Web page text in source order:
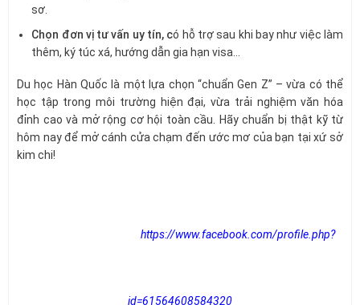
sơ.
Chọn đơn vị tư vấn uy tín, có hỗ trợ sau khi bay như việc làm
thêm, ký túc xá, hướng dẫn gia hạn visa…
Du học Hàn Quốc là một lựa chọn “chuẩn Gen Z” – vừa có thể
học tập trong môi trường hiện đại, vừa trải nghiệm văn hóa
đỉnh cao và mở rộng cơ hội toàn cầu. Hãy chuẩn bị thật kỹ từ
hôm nay để mở cánh cửa chạm đến ước mơ của bạn tại xứ sở
kim chi!
https://www.facebook.com/profile.php?
id=61564608584320